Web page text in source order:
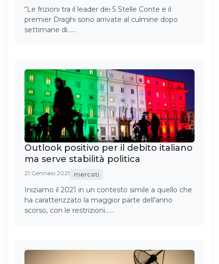
“Le frizioni tra il leader dei 5 Stelle Conte e il
premier Draghi sono arrivate al culmine dopo
settimane di……
Outlook positivo per il debito italiano
ma serve stabilità politica
21 Gennaio 2021 mercati
Iniziamo il 2021 in un contesto simile a quello che
ha caratterizzato la maggior parte dell’anno
scorso, con le restrizioni……